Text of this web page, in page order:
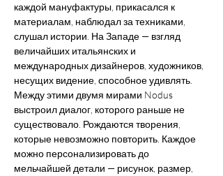
каждой мануфактуры, прикасался к
материалам, наблюдал за техниками,
слушал истории. На Западе — взгляд
величайших итальянских и
международных дизайнеров, художников,
несущих видение, способное удивлять.
Между этими двумя мирами Nodus
выстроил диалог, которого раньше не
существовало. Рождаются творения,
которые невозможно повторить. Каждое
можно персонализировать до
мельчайшей детали — рисунок, размер,